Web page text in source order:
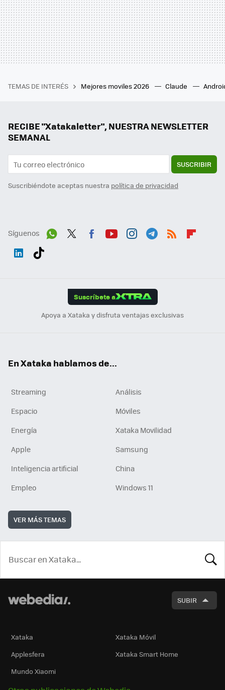
TEMAS DE INTERÉS Mejores moviles 2026 Claude
RECIBE "Xatakaletter", NUESTRA NEWSLETTER
SEMANAL
SUSCRIBIR
Suscribiéndote aceptas nuestra política de privacidad
Síguenos
Suscríbete a
Apoya a Xataka y disfruta ventajas exclusivas
En Xataka hablamos de...
Streaming
Análisis
Espacio
Móviles
Energía
Xataka Movilidad
Apple
Samsung
Inteligencia artificial
China
Empleo
Windows 11
VER MÁS TEMAS
SUBIR
Xataka
Xataka Móvil
Applesfera
Xataka Smart Home
Mundo Xiaomi